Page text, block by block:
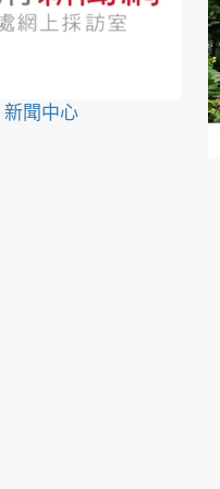
新聞中心